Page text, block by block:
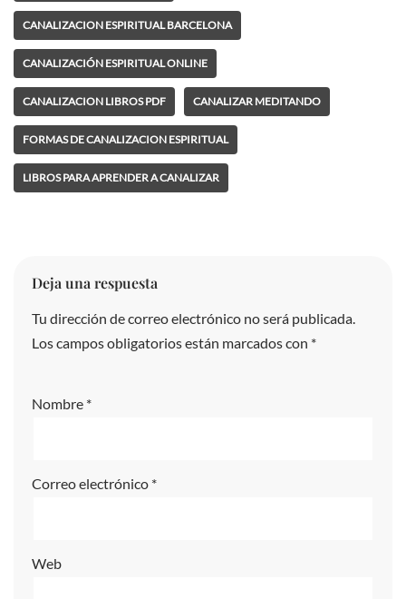
CANALIZACION ESPIRITUAL BARCELONA
CANALIZACIÓN ESPIRITUAL ONLINE
CANALIZACION LIBROS PDF CANALIZAR MEDITANDO
FORMAS DE CANALIZACION ESPIRITUAL
LIBROS PARA APRENDER A CANALIZAR
Deja una respuesta
Tu dirección de correo electrónico no será publicada.
Los campos obligatorios están marcados con *
Nombre *
Correo electrónico *
Web
A
lt
v